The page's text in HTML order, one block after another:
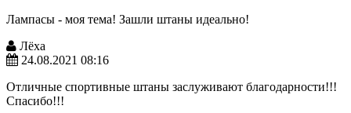
Лампасы - моя тема! Зашли штаны идеально!
Лёха
24.08.2021 08:16
Отличные спортивные штаны заслуживают благодарности!!!
Спасибо!!!